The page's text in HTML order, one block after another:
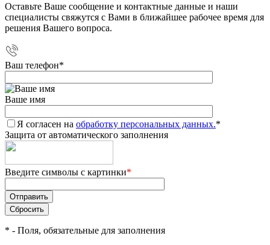
Оставьте Ваше сообщение и контактные данные и наши
специалисты свяжутся с Вами в ближайшее рабочее время для
решения Вашего вопроса.
Ваш телефон*
Ваше имя
Я согласен на обработку персональных данных.*
Защита от автоматического заполнения
Введите символы с картинки*
* - Поля, обязательные для заполнения